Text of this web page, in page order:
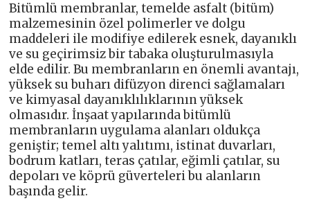
Bitümlü membranlar, temelde asfalt (bitüm)
malzemesinin özel polimerler ve dolgu
maddeleri ile modifiye edilerek esnek, dayanıklı
ve su geçirimsiz bir tabaka oluşturulmasıyla
elde edilir. Bu membranların en önemli avantajı,
yüksek su buharı difüzyon direnci sağlamaları
ve kimyasal dayanıklılıklarının yüksek
olmasıdır. İnşaat yapılarında bitümlü
membranların uygulama alanları oldukça
geniştir; temel altı yalıtımı, istinat duvarları,
bodrum katları, teras çatılar, eğimli çatılar, su
depoları ve köprü güverteleri bu alanların
başında gelir.